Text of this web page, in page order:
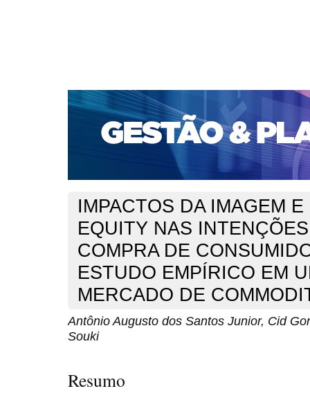
CAPA SOBRE ACESSO CADASTRO
PORTAL DE REVISTAS DA UNIFACS
SUBMISSÕES
PARA SUBMISSÃO DE ARTIGOS
TUTORIAL PARA
Capa v. 18, jan./dez. 2017> dos Santos Junior
IMPACTOS DA IMAGEM
EQUITY NAS
COMPRA DE
ESTUDO EMPÍRICO EM
MERCADO DE
Antônio Augusto dos Santos Junior, Cid
Souki
Resumo